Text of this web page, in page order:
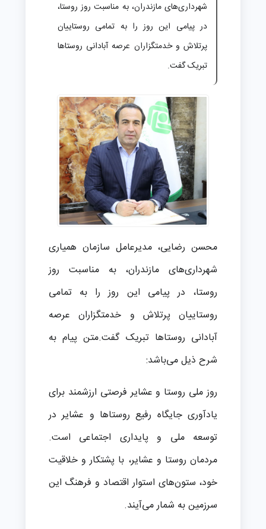
شهرداری‌های مازندران، به مناسبت روز روستا،
در پیامی این روز را به تمامی روستاییان
پرتلاش و خدمتگزاران عرصه آبادانی روستاها
تبریک گفت.
محسن رضایی، مدیرعامل سازمان همیاری
شهرداری‌های مازندران، به مناسبت روز
روستا، در پیامی این روز را به تمامی
روستاییان پرتلاش و خدمتگزاران عرصه
آبادانی روستاها تبریک گفت.متن پیام به
شرح ذیل می‌باشد:
روز ملی روستا و عشایر فرصتی ارزشمند برای
یادآوری جایگاه رفیع روستاها و عشایر در
توسعه ملی و پایداری اجتماعی است.
مردمان روستا و عشایر، با پشتکار و خلاقیت
خود، ستون‌های استوار اقتصاد و فرهنگ این
سرزمین به شمار می‌آیند.